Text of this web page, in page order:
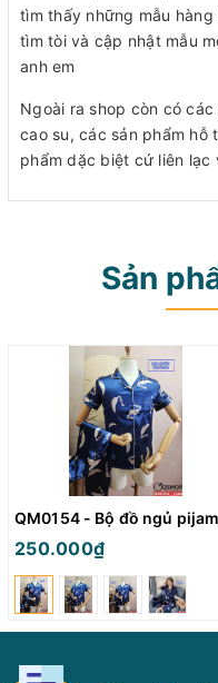
tìm thấy những mẫu
tìm tòi và cập nhật mẫu
anh em
Ngoài ra shop còn có
cao su, các sản phẩm hỗ
phẩm dặc biệt cứ liên
Sản
250.000₫